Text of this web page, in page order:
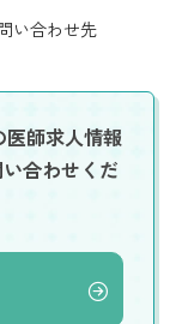
い合わせ先
師求人情報
合わせくだ